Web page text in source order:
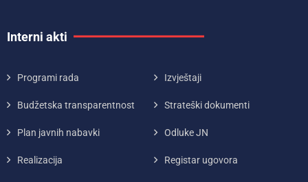
Interni akti
Programi rada Izvještaji
Budžetska transparentnost Strateški dokumenti
Plan javnih nabavki Odluke JN
Realizacija Registar ugovora